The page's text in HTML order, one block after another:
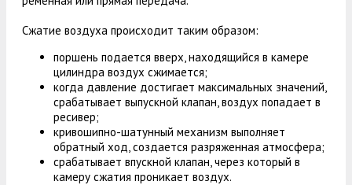
Сжатие воздуха происходит таким образом:
поршень подается вверх, находящийся в камере
цилиндра воздух сжимается;
когда давление достигает максимальных значений,
срабатывает выпускной клапан, воздух попадает в
ресивер;
кривошипно-шатунный механизм выполняет
обратный ход, создается разряженная атмосфера;
срабатывает впускной клапан, через который в
камеру сжатия проникает воздух.